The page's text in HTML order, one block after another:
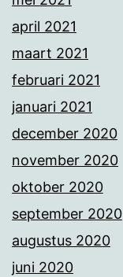
april 2021
maart 2021
februari 2021
januari 2021
december 2020
november 2020
oktober 2020
september 2020
augustus 2020
juni 2020